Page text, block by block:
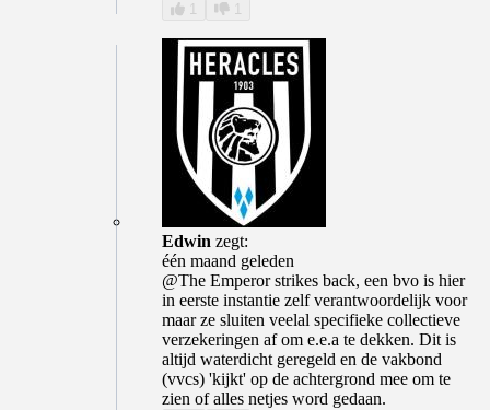
1 1
Edwin zegt:
één maand geleden
@The Emperor strikes back, een bvo is hier
in eerste instantie zelf verantwoordelijk voor
maar ze sluiten veelal specifieke collectieve
verzekeringen af om e.e.a te dekken. Dit is
altijd waterdicht geregeld en de vakbond
(vvcs) 'kijkt' op de achtergrond mee om te
zien of alles netjes word gedaan.